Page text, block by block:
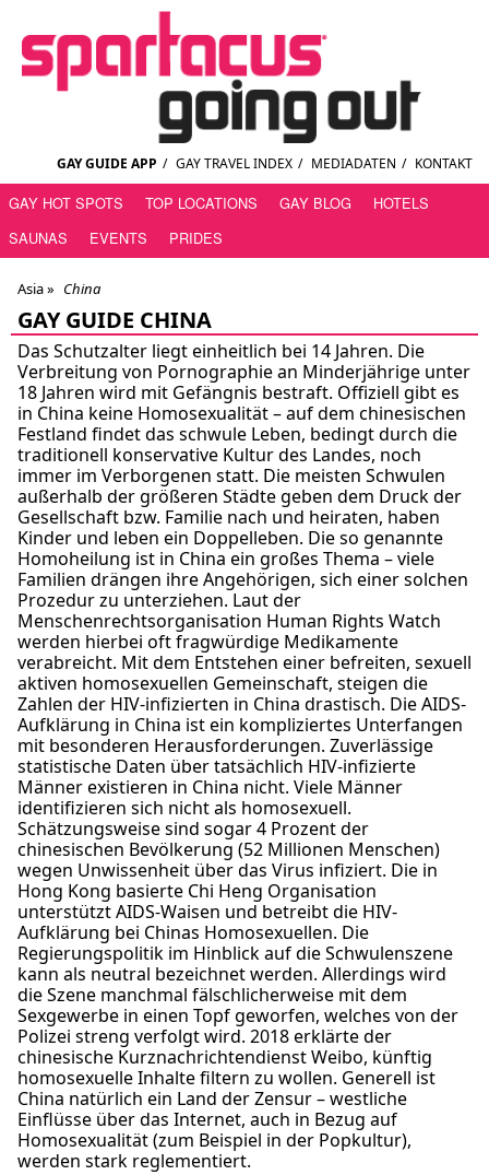
GAY GUIDE APP / GAY TRAVEL INDEX / MEDIADATEN / KONTAKT
GAY HOT SPOTS TOP LOCATIONS GAY BLOG
HOTELS
SAUNAS
EVENTS PRIDES
Asia » China
GAY GUIDE CHINA
Das Schutzalter liegt einheitlich bei 14 Jahren. Die
Verbreitung von Pornographie an Minderjährige unter
18 Jahren wird mit Gefängnis bestraft. Offiziell gibt es
in China keine Homosexualität – auf dem chinesischen
Festland findet das schwule Leben, bedingt durch die
traditionell konservative Kultur des Landes, noch
immer im Verborgenen statt. Die meisten Schwulen
außerhalb der größeren Städte geben dem Druck der
Gesellschaft bzw. Familie nach und heiraten, haben
Kinder und leben ein Doppelleben. Die so genannte
Homoheilung ist in China ein großes Thema – viele
Familien drängen ihre Angehörigen, sich einer solchen
Prozedur zu unterziehen. Laut der
Menschenrechtsorganisation Human Rights Watch
werden hierbei oft fragwürdige Medikamente
verabreicht. Mit dem Entstehen einer befreiten, sexuell
aktiven homosexuellen Gemeinschaft, steigen die
Zahlen der HIV-infizierten in China drastisch. Die AIDS-
Aufklärung in China ist ein kompliziertes Unterfangen
mit besonderen Herausforderungen. Zuverlässige
statistische Daten über tatsächlich HIV-infizierte
Männer existieren in China nicht. Viele Männer
identifizieren sich nicht als homosexuell.
Schätzungsweise sind sogar 4 Prozent der
chinesischen Bevölkerung (52 Millionen Menschen)
wegen Unwissenheit über das Virus infiziert. Die in
Hong Kong basierte Chi Heng Organisation
unterstützt AIDS-Waisen und betreibt die HIV-
Aufklärung bei Chinas Homosexuellen. Die
Regierungspolitik im Hinblick auf die Schwulenszene
kann als neutral bezeichnet werden. Allerdings wird
die Szene manchmal fälschlicherweise mit dem
Sexgewerbe in einen Topf geworfen, welches von der
Polizei streng verfolgt wird. 2018 erklärte der
chinesische Kurznachrichtendienst Weibo, künftig
homosexuelle Inhalte filtern zu wollen. Generell ist
China natürlich ein Land der Zensur – westliche
Einflüsse über das Internet, auch in Bezug auf
Homosexualität (zum Beispiel in der Popkultur),
werden stark reglementiert.